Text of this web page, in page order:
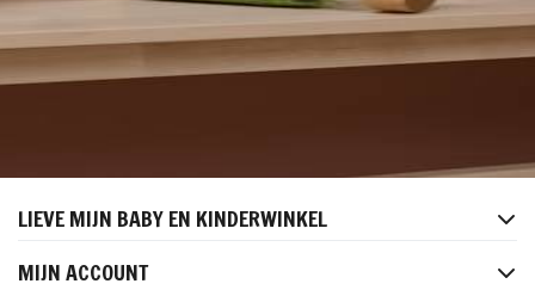
LIEVE MIJN BABY EN KINDERWINKEL
MIJN ACCOUNT